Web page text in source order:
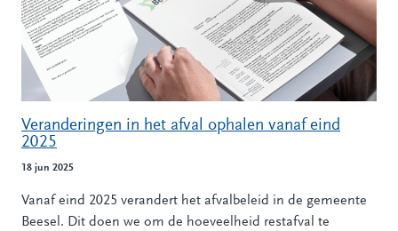
Veranderingen in het afval ophalen vanaf eind
2025
18 jun 2025
Vanaf eind 2025 verandert het afvalbeleid in de gemeente
Beesel. Dit doen we om de hoeveelheid restafval te